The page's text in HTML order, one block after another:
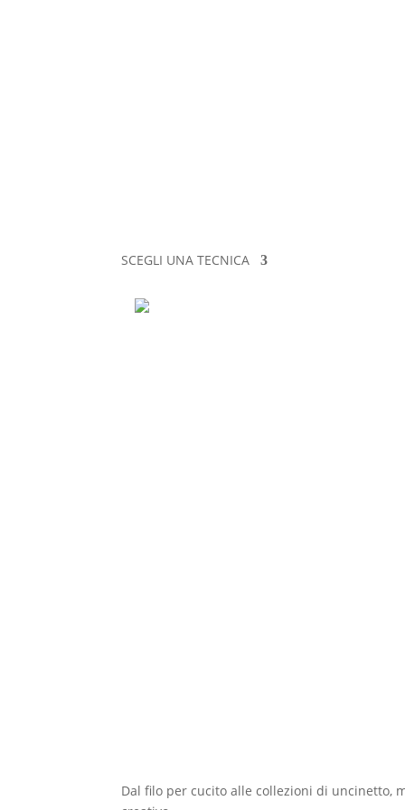
SCEGLI UNA TECNICA
Dal filo per cucito alle collezioni di uncinetto,